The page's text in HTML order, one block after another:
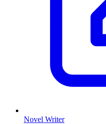
Novel Writer